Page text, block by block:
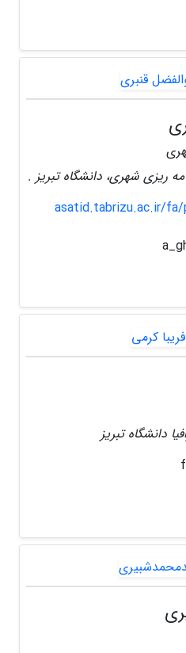
ریزی شهری، دانشگاه تبریز .
asatid.tabrizu.ac.ir/fa/
دانشگاه تبریز